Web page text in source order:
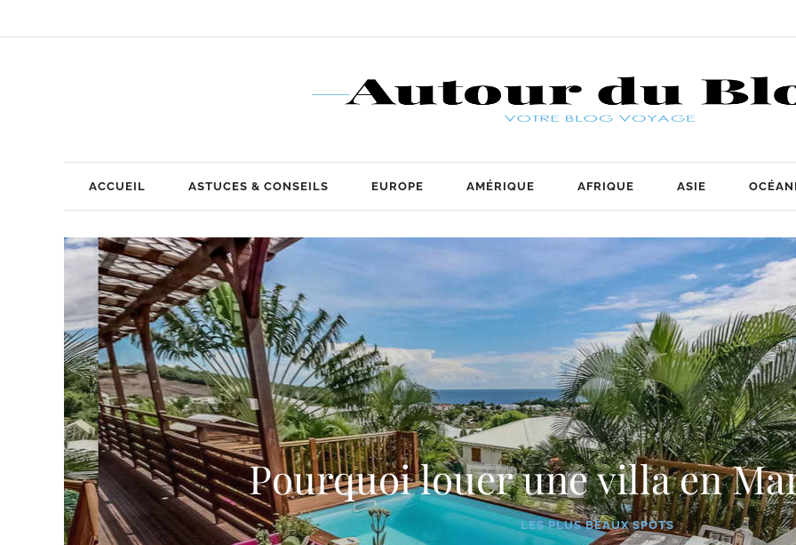
ACCUEIL ASTUCES & CONSEILS EUROPE AMÉRIQUE AFRIQUE ASIE
Pourquoi louer une villa en
LES PLUS BEAUX SPOTS